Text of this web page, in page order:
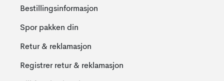
eget liv og ikke lat som de er en annen for noen andre. Derfor
med sin design. De vil at dere varemerke skal anses som ekte
og genuint. En annen grunnverdi er at de vil skape produkter
miljøet gjennom produksjonsprosessen. Marimekko handler
gjennom det finske ordtaket ”we don´t leave our buddies
Bestillingsinformasjon
Spor pakken din
Retur & reklamasjon
Registrer retur & reklamasjon